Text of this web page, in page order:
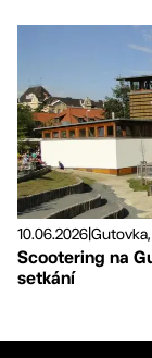
10.06.2026
Scootering na
setkání